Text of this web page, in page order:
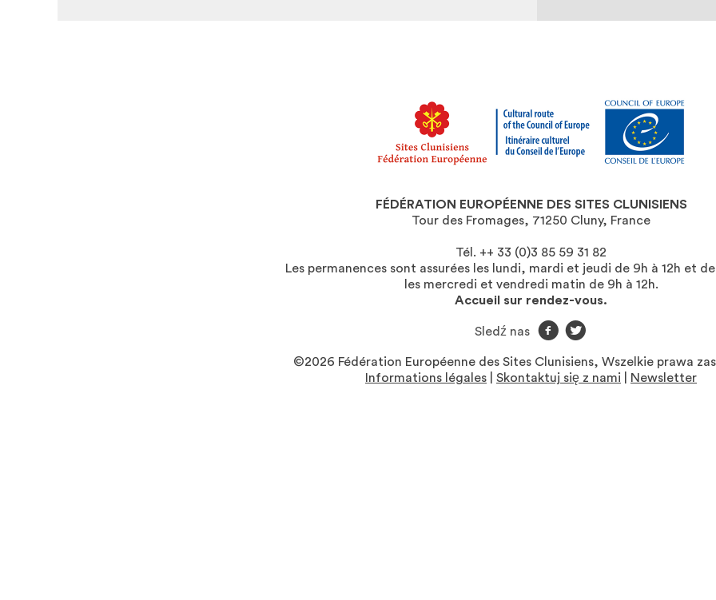
FÉDÉRATION EUROPÉENNE DES SITES CLUNISIENS
Tour des Fromages, 71250 Cluny, France
Tél. ++ 33 (0)3 85 59 31 82
Les permanences sont assurées les lundi, mardi et jeudi de 9h à 12h et de
les mercredi et vendredi matin de 9h à 12h.
Accueil sur rendez-vous.
Sledź nas f t
©2026 Fédération Européenne des Sites Clunisiens, Wszelkie prawa
Informations légales
Skontaktuj się z nami Newsletter